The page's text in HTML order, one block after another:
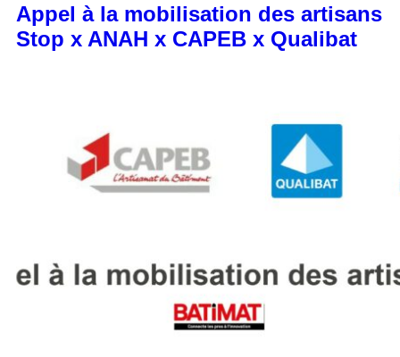
Appel à la mobilisation des artisans
Stop x ANAH x CAPEB x Qualibat